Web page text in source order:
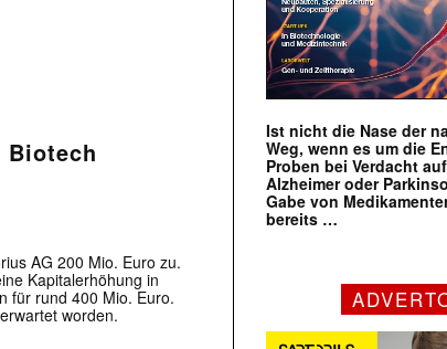
AG 200 Mio. Euro zu.
Kapitalerhöhung in
für rund 400 Mio. Euro.
worden.
Ist nicht die Nase der
Weg, wenn es um die
Proben bei Verdacht
Alzheimer oder
Gabe von
bereits …